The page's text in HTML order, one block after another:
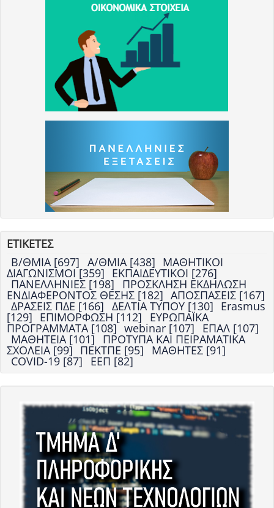
ΕΤΙΚΕΤΕΣ
Β/ΘΜΙΑ [697] Α/ΘΜΙΑ [438] ΜΑΘΗΤΙΚΟΙ
ΔΙΑΓΩΝΙΣΜΟΙ [359] ΕΚΠΑΙΔΕΥΤΙΚΟΙ [276]
ΠΑΝΕΛΛΗΝΙΕΣ [198] ΠΡΟΣΚΛΗΣΗ ΕΚΔΗΛΩΣΗ
ΕΝΔΙΑΦΕΡΟΝΤΟΣ ΘΕΣΗΣ [182] ΑΠΟΣΠΑΣΕΙΣ [167]
ΔΡΑΣΕΙΣ ΠΔΕ [166] ΔΕΛΤΙΑ ΤΥΠΟΥ [130] Erasmus
[129] ΕΠΙΜΟΡΦΩΣΗ [112] ΕΥΡΩΠΑΪΚΑ
ΠΡΟΓΡΑΜΜΑΤΑ [108] webinar [107] ΕΠΑΛ [107]
ΜΑΘΗΤΕΙΑ [101] ΠΡΟΤΥΠΑ ΚΑΙ ΠΕΙΡΑΜΑΤΙΚΑ
ΣΧΟΛΕΙΑ [99] ΠΕΚΤΠΕ [95] ΜΑΘΗΤΕΣ [91]
COVID-19 [87] ΕΕΠ [82]